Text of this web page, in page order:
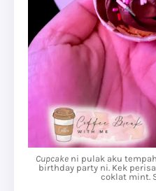
Cupcakeni pulak aku
birthday party ni. Kek
coklat mint.